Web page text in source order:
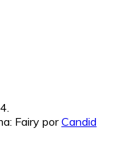
Fairy porCandid